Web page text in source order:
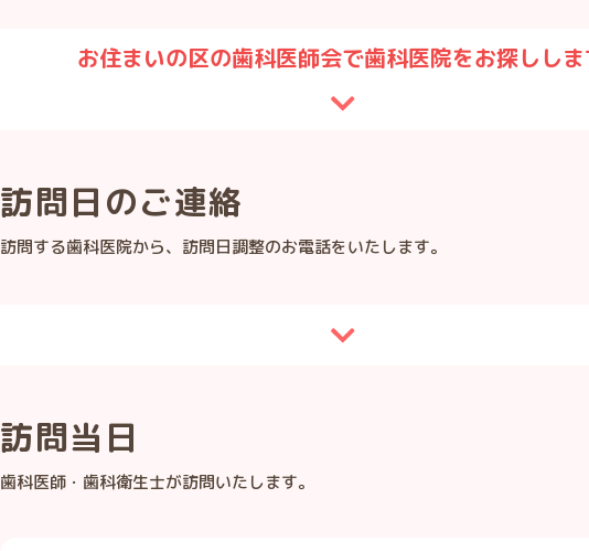
お住まいの区の歯科医師会で歯科医院をお探しし
訪問日のご連絡
訪問する歯科医院から、訪問日調整のお電話をいたします。
訪問当日
歯科医師・歯科衛生士が訪問いたします。